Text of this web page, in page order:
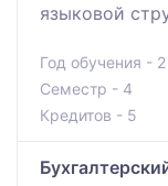
языковой
Год обучения - 2
Семестр - 4
Кредитов - 5